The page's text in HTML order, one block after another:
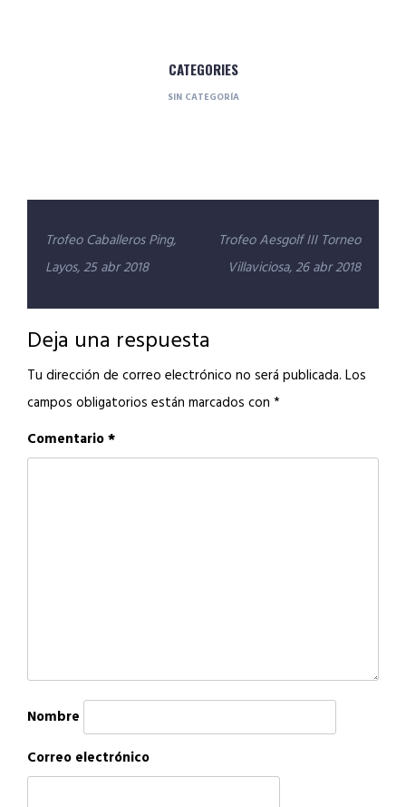
CATEGORIES
SIN CATEGORÍA
Navegación
de
entradas
Trofeo Caballeros Ping,
Layos, 25 abr 2018
Trofeo Aesgolf III Torneo
Villaviciosa, 26 abr 2018
Deja una respuesta
Tu dirección de correo electrónico no será publicada. Los
campos obligatorios están marcados con *
Comentario*
Nombre
Correo electrónico